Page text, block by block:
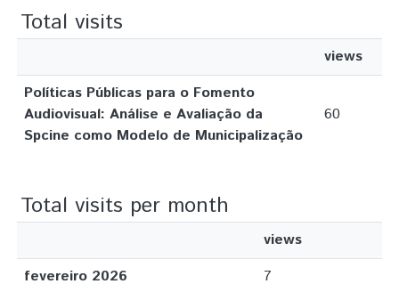
Total visits
views
Políticas Públicas para o Fomento
Audiovisual: Análise e Avaliação da
Spcine como Modelo de Municipalização
60
Total visits per month
views
fevereiro 2026
7